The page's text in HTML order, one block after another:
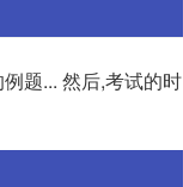
题... 然后,考试的时